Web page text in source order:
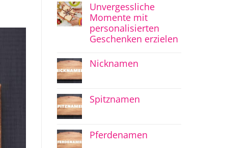
Unvergessliche
Momente mit
personalisierten
Geschenken erzielen
Nicknamen
Spitznamen
Pferdenamen